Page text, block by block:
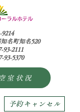
9214
名町知名520
93-2111
93-5370
室状況
予約キャンセル